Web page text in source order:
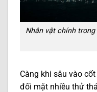
Nhân vật chính
Càng khi sâu vào
đối mặt nhiều thử